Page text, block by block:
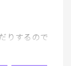
！！
りするので